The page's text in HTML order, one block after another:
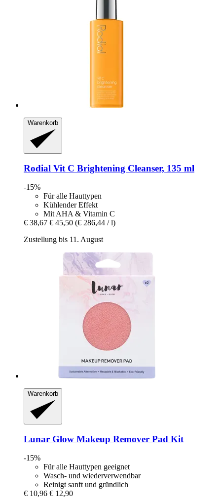
Warenkorb
Rodial Vit C Brightening Cleanser, 135 ml
-15%
Für alle Hauttypen
Kühlender Effekt
Mit AHA & Vitamin C
€ 38,67 € 45,50 (€ 286,44 / l)
Zustellung bis 11. August
Warenkorb
Lunar Glow Makeup Remover Pad Kit
-15%
Für alle Hauttypen geeignet
Wasch- und wiederverwendbar
Reinigt sanft und gründlich
€ 10,96 € 12,90